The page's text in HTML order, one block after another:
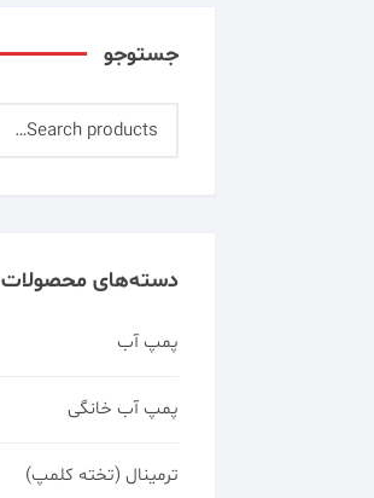
جستوجو
دسته‌های محصولات
پمپ آب
پمپ آب خانگی
ترمینال (تخته کلمپ)